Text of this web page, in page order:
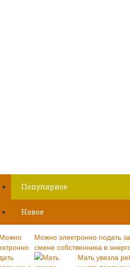
Популярное
Новое
Можно электронно подать
смене собственника в
Мать увезла